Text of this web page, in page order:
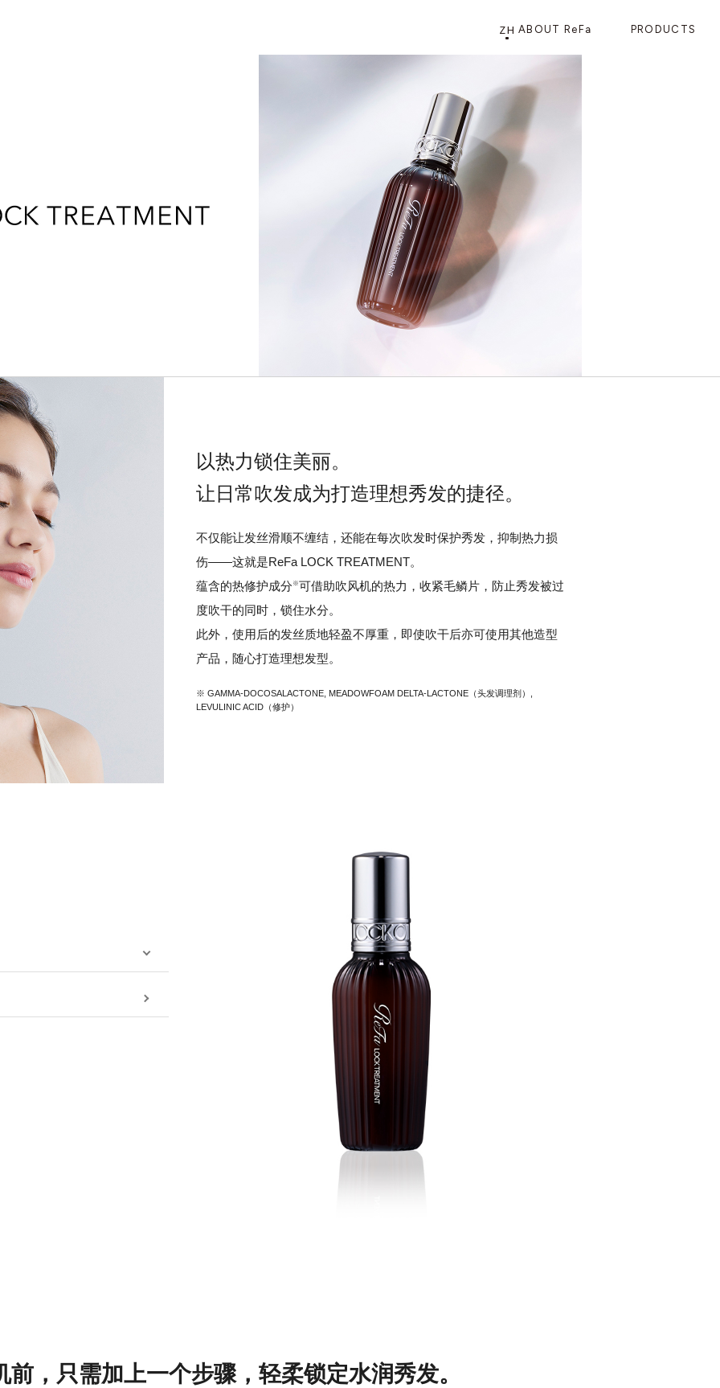
ZH ABOUT ReFa PRODUCTS
PRODUCTS
CATEGORY
STORE
以热力锁住美丽。
让日常吹发成为打造理想秀发的捷径。
不仅能让发丝滑顺不缠结，还能在每次吹发时保护秀发，抑制热力损
伤——这就是ReFa LOCK TREATMENT。
蕴含的热修护成分※可借助吹风机的热力，收紧毛鳞片，防止秀发被过
度吹干的同时，锁住水分。
此外，使用后的发丝质地轻盈不厚重，即使吹干后亦可使用其他造型
产品，随心打造理想发型。
※ GAMMA-DOCOSALACTONE, MEADOWFOAM DELTA-LACTONE（头发调理剂）,
LEVULINIC ACID（修护）
前，只需加上一个步骤，轻柔锁定水润秀发。